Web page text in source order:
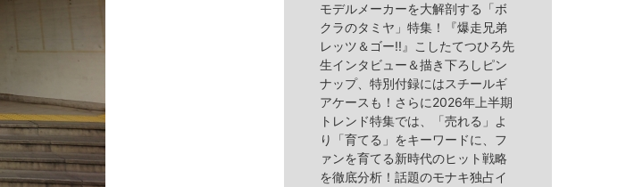
モデルメーカーを大解剖する「ボ
クラのタミヤ」特集！『爆走兄弟
レッツ＆ゴー!!』こしたてつひろ先
生インタビュー＆描き下ろしピン
ナップ、特別付録にはスチールギ
アケースも！さらに2026年上半期
トレンド特集では、「売れる」よ
り「育てる」をキーワードに、フ
ァンを育てる新時代のヒット戦略
を徹底分析！話題のモナキ独占イ